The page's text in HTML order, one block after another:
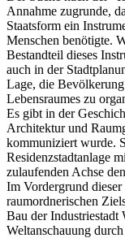
Annahme zugrunde,
Staatsform ein
Menschen benötigte.
Bestandteil dieses
auch in der
Lage, die
Lebensraumes zu
Es gibt in der
Architektur und
kommuniziert wurde.
Residenzstadtanlage
zulaufenden Achse
Im Vordergrund
raumordnerischen
Bau der Industriestadt
Weltanschauung